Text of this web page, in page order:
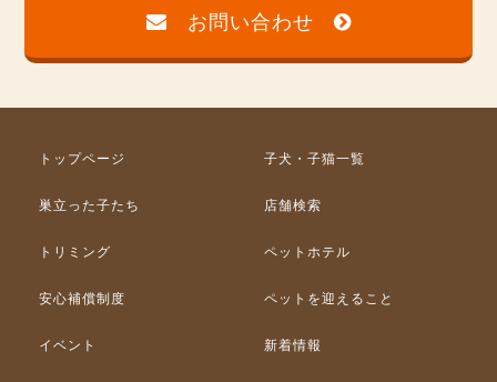
お問い合わせ
トップページ 子犬・子猫一覧
巣立った子たち 店舗検索
トリミング ペットホテル
安心補償制度 ペットを迎えること
イベント 新着情報